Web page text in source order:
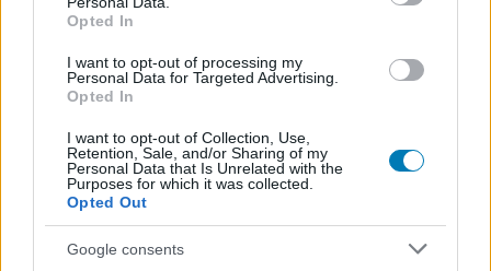
Opted In
I want to opt-out of processing my
Personal Data for Targeted Advertising.
Opted In
I want to opt-out of Collection, Use,
Retention, Sale, and/or Sharing of my
Personal Data that Is Unrelated with the
Purposes for which it was collected.
Opted Out
Google consents
Platformok: PC
Hozzászólások